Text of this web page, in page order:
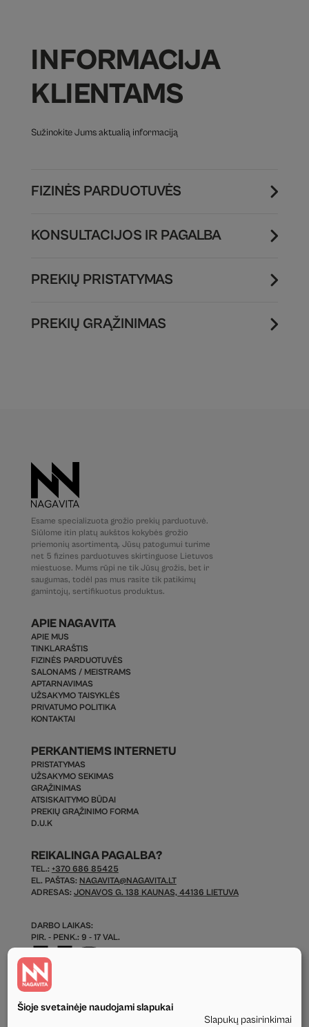
INFORMACIJA
KLIENTAMS
Sužinokite Jums aktualią informaciją
FIZINĖS PARDUOTUVĖS
KONSULTACIJOS IR PAGALBA
PREKIŲ PRISTATYMAS
PREKIŲ GRĄŽINIMAS
Esame specializuota grožio prekių parduotuvė.
Siūlome itin platų aukštos kokybės grožio
priemonių asortimentą. Jūsų patogumui turime
net 5 fizines parduotuves skirtinguose Lietuvos
miestuose. Mums rūpi ne tik Jūsų grožis, bet ir
saugumas, todėl pas mus rasite tik patikimų
gamintojų, sertifikuotus produktus.
APIE NAGAVITA
APIE MUS
TINKLARAŠTIS
FIZINĖS PARDUOTUVĖS
SALONAMS / MEISTRAMS
APTARNAVIMAS
UŽSAKYMO TAISYKLĖS
PRIVATUMO POLITIKA
KONTAKTAI
PERKANTIEMS INTERNETU
PRISTATYMAS
UŽSAKYMO SEKIMAS
GRĄŽINIMAS
ATSISKAITYMO BŪDAI
PREKIŲ GRĄŽINIMO FORMA
D.U.K
REIKALINGA PAGALBA?
TEL.: +370 686 85425
EL. PAŠTAS: NAGAVITA@NAGAVITA.LT
ADRESAS: JONAVOS G. 138 KAUNAS, 44136 LIETUVA
DARBO LAIKAS:
PIR. - PENK.: 9 - 17 VAL.
Šioje svetainėje naudojami slapukai
Slapukų pasirinkimai